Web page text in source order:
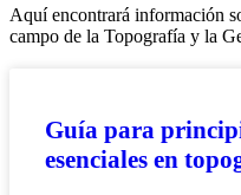
Aquí encontrará información
campo de la Topografía y la
Guía para
esenciales en